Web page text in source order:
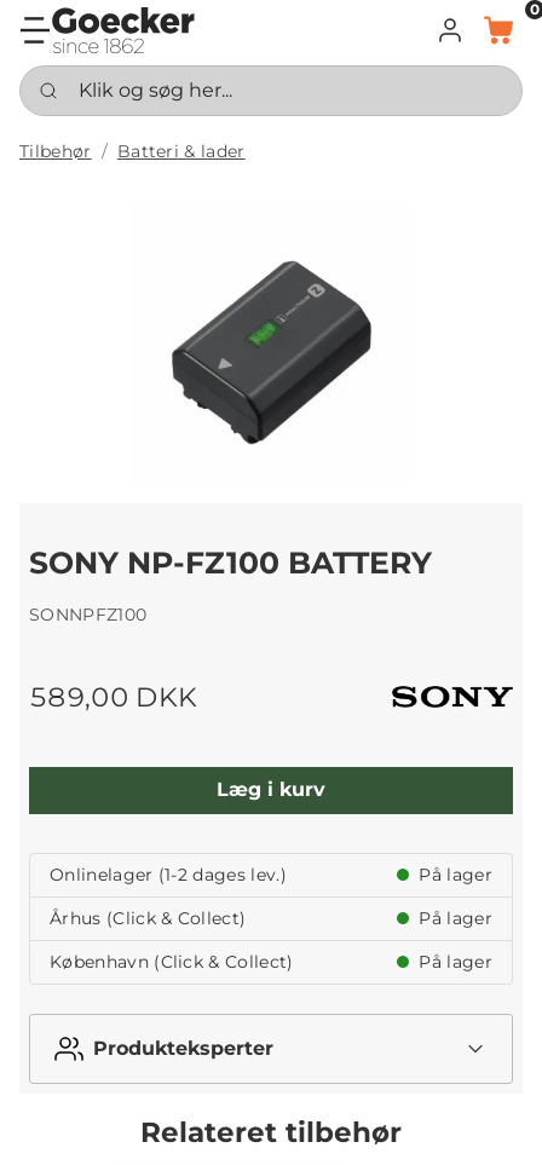
LOG INDKURV
0
Klik og søg her...
Tilbehør Batteri & lader
SONY NP-FZ100 BATTERY
SONNPFZ100
589,00 DKK
Læg i kurv
Onlinelager (1-2 dages lev.)
På lager
Århus (Click & Collect)
På lager
København (Click & Collect)
På lager
Produkteksperter
Relateret tilbehør